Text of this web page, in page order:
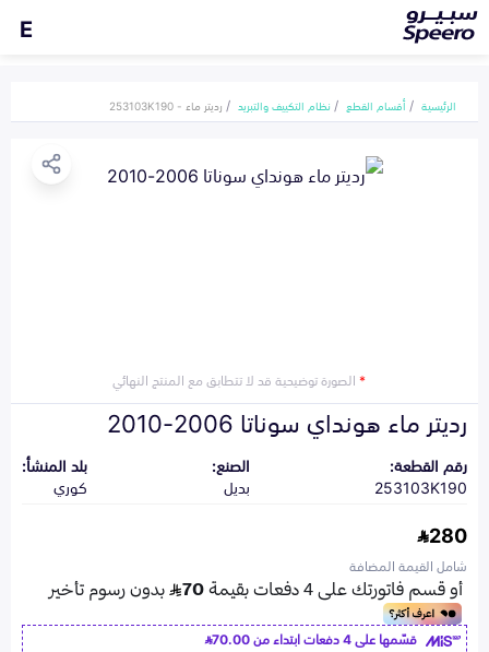
E
الرئيسية أقسام القطع نظام التكييف والتبريد رديتر ماء - 253103K190
*الصورة توضيحية قد لا تتطابق مع المنتج النهائي
رديتر ماء هونداي سوناتا 2006-2010
رقم القطعة:
253103K190
الصنع:
بديل
بلد المنشأ:
كوري
280
شامل القيمة المضافة
قسّمها على 4 دفعات ابتداء من
70.00